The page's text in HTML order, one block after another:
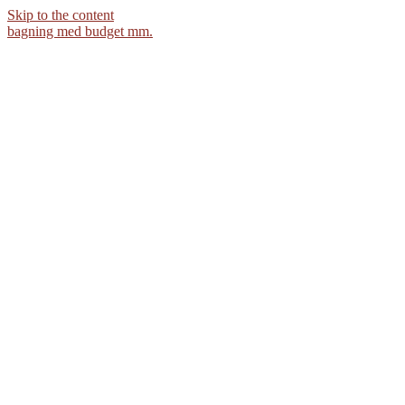
Skip to the content
bagning med budget mm.